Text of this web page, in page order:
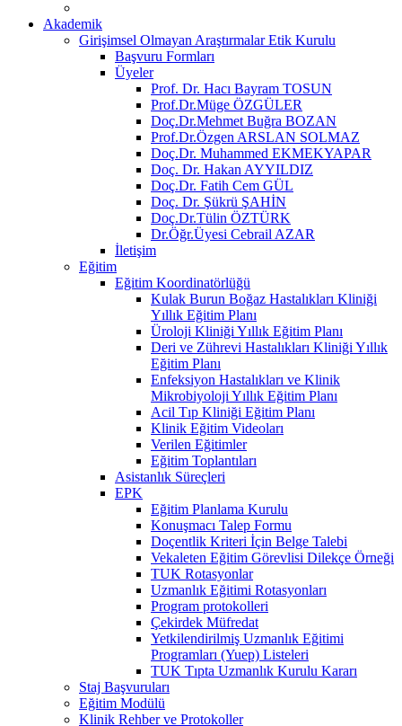
Akademik
Girişimsel Olmayan Araştırmalar Etik Kurulu
Başvuru Formları
Üyeler
Prof. Dr. Hacı Bayram TOSUN
Prof.Dr.Müge ÖZGÜLER
Doç.Dr.Mehmet Buğra BOZAN
Prof.Dr.Özgen ARSLAN SOLMAZ
Doç.Dr. Muhammed EKMEKYAPAR
Doç. Dr. Hakan AYYILDIZ
Doç.Dr. Fatih Cem GÜL
Doç. Dr. Şükrü ŞAHİN
Doç.Dr.Tülin ÖZTÜRK
Dr.Öğr.Üyesi Cebrail AZAR
İletişim
Eğitim
Eğitim Koordinatörlüğü
Kulak Burun Boğaz Hastalıkları Kliniği
Yıllık Eğitim Planı
Üroloji Kliniği Yıllık Eğitim Planı
Deri ve Zührevi Hastalıkları Kliniği Yıllık
Eğitim Planı
Enfeksiyon Hastalıkları ve Klinik
Mikrobiyoloji Yıllık Eğitim Planı
Acil Tıp Kliniği Eğitim Planı
Klinik Eğitim Videoları
Verilen Eğitimler
Eğitim Toplantıları
Asistanlık Süreçleri
EPK
Eğitim Planlama Kurulu
Konuşmacı Talep Formu
Doçentlik Kriteri İçin Belge Talebi
Vekaleten Eğitim Görevlisi Dilekçe Örneği
TUK Rotasyonlar
Uzmanlık Eğitimi Rotasyonları
Program protokolleri
Çekirdek Müfredat
Yetkilendirilmiş Uzmanlık Eğitimi
Programları (Yuep) Listeleri
TUK Tıpta Uzmanlık Kurulu Kararı
Staj Başvuruları
Eğitim Modülü
Klinik Rehber ve Protokoller